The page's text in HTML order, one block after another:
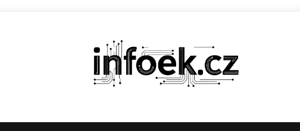
Infoek.cz